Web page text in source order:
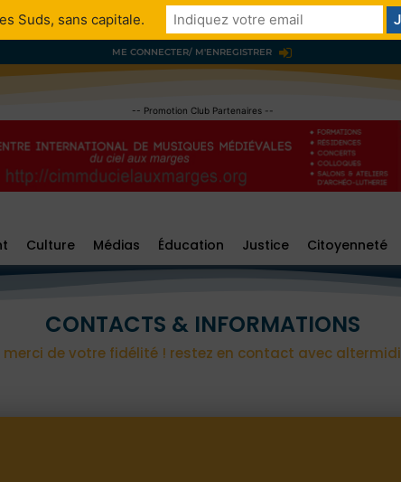
ME CONNECTER/ M'ENREGISTRER
-- Promotion Club Partenaires --
Culture Médias Éducation Justice Citoyenneté
CONTACTS & INFORMATIONS
merci de votre fidélité ! restez en contact avec altermidi
Suds, sans capitale.